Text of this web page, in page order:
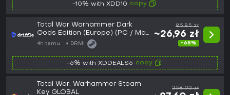
-10% with XDD10 copy
Total War Warhammer Dark
Gods Edition (Europe) (PC / Mac
/ Linux) - Steam - Digital Key
4h temu DRM:
85,85 zł
~26,96 zł
-68%
-6% with XDDEALS6 copy
Total War: Warhammer Steam
Key GLOBAL
258,02 zł